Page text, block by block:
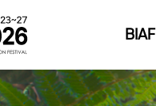
BIAF